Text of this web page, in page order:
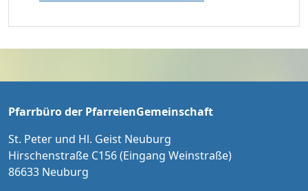
Pfarrbüro der PfarreienGemeinschaft
St. Peter und Hl. Geist Neuburg
Hirschenstraße C156 (Eingang Weinstraße)
86633 Neuburg